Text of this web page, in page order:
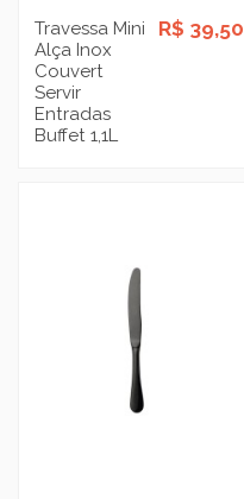
Travessa Mini
Alça Inox
Couvert
Servir
Entradas
Buffet 1,1L
R$ 39,50